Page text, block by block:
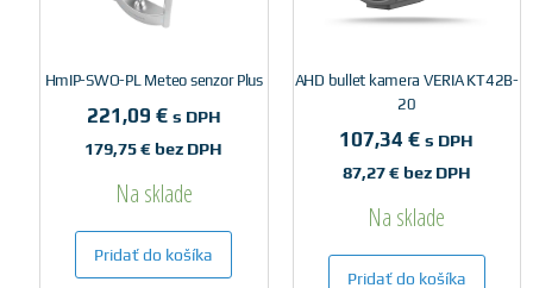
HmIP-SWO-PL Meteo senzor Plus
221,09 € s DPH
179,75€ bez DPH
Na sklade
Pridať do košíka
AHD bullet kamera VERIA KT42B-
20
107,34€ s DPH
87,27€bez DPH
Na sklade
Pridať do košíka